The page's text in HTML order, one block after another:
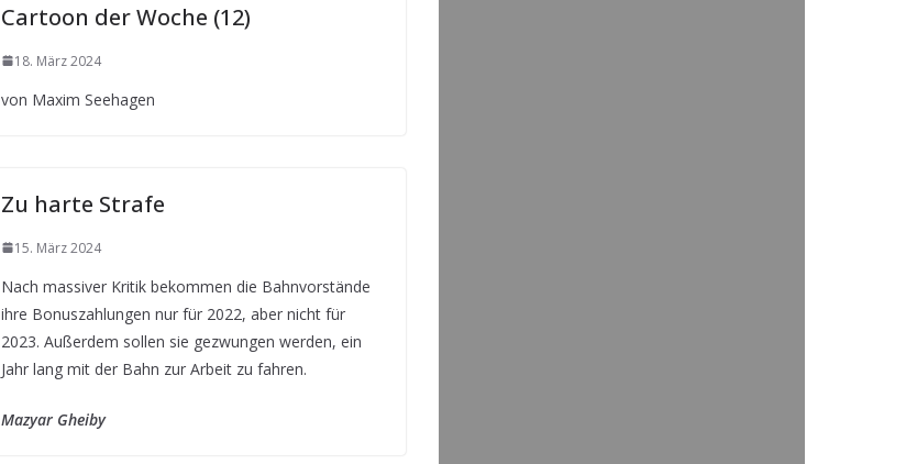
Cartoon der Woche (12)
18. März 2024
von Maxim Seehagen
Zu harte Strafe
15. März 2024
Nach massiver Kritik bekommen die Bahnvorstände
ihre Bonuszahlungen nur für 2022, aber nicht für
2023. Außerdem sollen sie gezwungen werden, ein
Jahr lang mit der Bahn zur Arbeit zu fahren.
Mazyar Gheiby